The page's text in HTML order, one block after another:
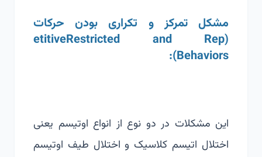
مشکل تمرکز و تکراری بودن حرکات
(
Restricted and Rep
etitive
Behaviors
):
این مشکلات در دو نوع از انواع اوتیسم یعنی
اختلال اتیسم کلاسیک و اختلال طیف اوتیسم